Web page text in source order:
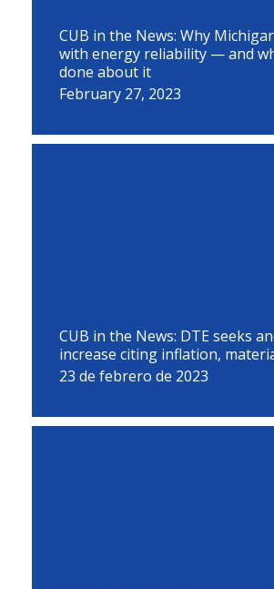
CUB in the News: Why
with energy reliability — and
done about it
February 27, 2023
CUB in the News: DTE seeks
increase citing inflation,
23 de febrero de 2023